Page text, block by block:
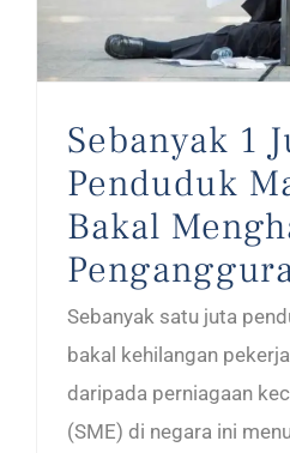
Sebanyak 1
Penduduk
Bakal
Sebanyak satu juta
bakal kehilangan
daripada perniagaan
(SME) di negara ini